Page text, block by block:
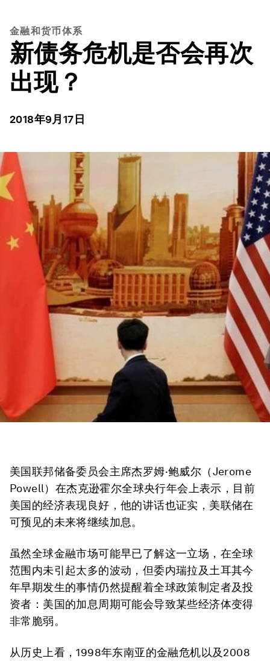
金融和货币体系
新债务危机是否会再次
出现？
2018年9月17日
美国联邦储备委员会主席杰罗姆·鲍威尔（Jerome
Powell）在杰克逊霍尔全球央行年会上表示，目前
美国的经济表现良好，他的讲话也证实，美联储在
可预见的未来将继续加息。
虽然全球金融市场可能早已了解这一立场，在全球
范围内未引起太多的波动，但委内瑞拉及土耳其今
年早期发生的事情仍然提醒着全球政策制定者及投
资者：美国的加息周期可能会导致某些经济体变得
非常脆弱。
从历史上看，1998年东南亚的金融危机以及2008